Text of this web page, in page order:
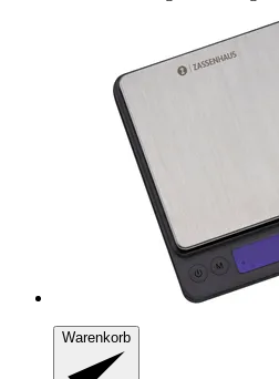
Warenkorb